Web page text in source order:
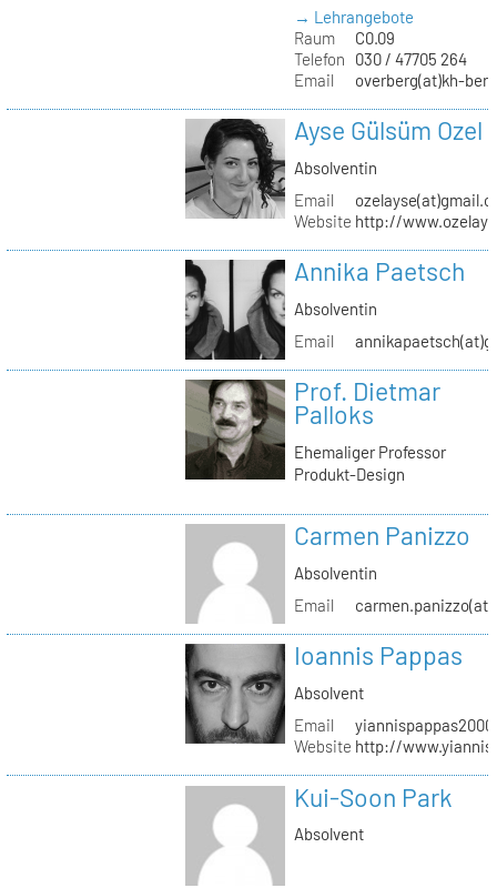
→ Lehrangebote
Raum
C0.09
Telefon
030 / 47705 264
Email
overberg(at)kh-
Ayse Gülsüm Ozel
Absolventin
Email
Website http://
Annika Paetsch
Absolventin
Email
Prof. Dietmar
Palloks
Ehemaliger Professor
Produkt-Design
Carmen Panizzo
Absolventin
Email
Ioannis Pappas
Absolvent
Email
Website http://
Kui-Soon Park
Absolvent